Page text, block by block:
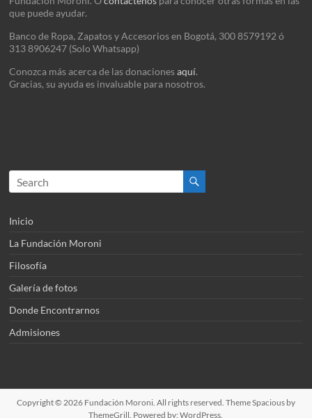
que puede ayudar.
Banco de Ropa, Zapatos y Accesorios en Bogotá, 300 8579192 ó
313 8906247 (Solo Whatsapp)
Conozca más acerca de las donacionesaquí.
Gracias, su ayuda es invaluable para nosotros.
Inicio
La Fundación Moroni
Filosofía
Galería de fotos
Donde Encontrarnos
Admisiones
Copyright © 2026 Fundación Moroni. All rights reserved. ThemeSpaciousby
ThemeGrill. Powered by:WordPress.